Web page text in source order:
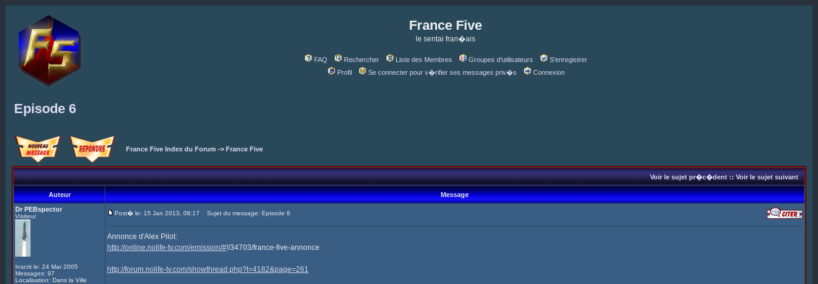
France Five
le sentai fran�ais
FAQ Rechercher Liste des Membres Groupes d'utilisateurs
S'enregistrer
Profil
Se connecter pour v�rifier ses messages priv�s Connexion
Episode 6
France Five Index du Forum -> France Five
Voir le sujet pr�c�dent::Voir le sujet suivant
Auteur
Message
Dr PEBspector
Visiteur
Inscrit le: 24 Mar 2005
Messages: 97
Localisation: Dans la Ville
Post� le: 15 Jan 2013, 08:17 Sujet du message: Episode 6
Annonce d'Alex Pilot:
http://online.nolife-tv.com/emission/#!/34703/france-five-annonce
http://forum.nolife-tv.com/showthread.php?t=4182&page=261